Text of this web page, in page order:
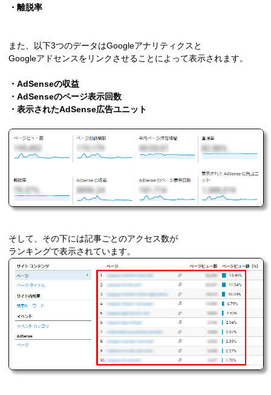
・離脱率
また、以下3つのデータはGoogleアナリティクスと
Googleアドセンスをリンクさせることによって表示されます。
・AdSenseの収益
・AdSenseのページ表示回数
・表示されたAdSense広告ユニット
そして、その下には記事ごとのアクセス数が
ランキングで表示されています。